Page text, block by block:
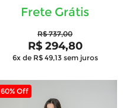
Frete Grátis
R$ 737,00
R$ 294,80
6x de R$ 49,13 sem juros
60% Off